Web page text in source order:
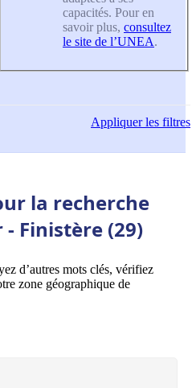
capacités. Pour en
savoir plus, consultez
le site de l’UNEA.
Appliquerles filtres
la recherche
Finistère (29)
d’autres mots clés, vérifiez
zone géographique de